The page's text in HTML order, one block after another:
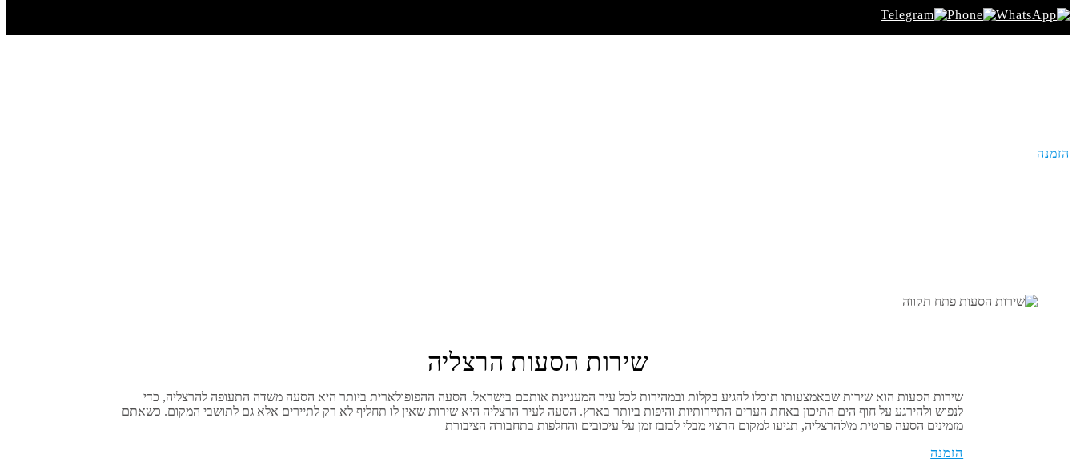
הזמנה
שירות הסעות הרצליה
שירות הסעות הוא שירות שבאמצעותו תוכלו להגיע בקלות ובמהירות לכל עיר המעניינת אותכם בישראל. הסעה ההפופולארית ביותר היא הסעה משדה התעופה להרצליה, כדי
לנפוש ולהירגע על חוף הים התיכון באחת הערים התיירותיות והיפות ביותר בארץ. הסעה לעיר הרצליה היא שירות שאין לו תחליף לא רק לתיירים אלא גם לתושבי המקום. כשאתם
מזמינים הסעה פרטית מ\להרצליה, תגיעו למקום הרצוי מבלי לבזבז זמן על עיכובים והחלפות בתחבורה הציבורת
הזמנה